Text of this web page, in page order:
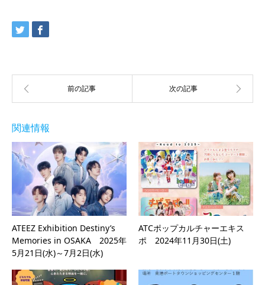
関連情報
ATEEZ Exhibition Destiny’s
Memories in OSAKA 2025年
5月21日(水)～7月2日(水)
ATCポップカルチャーエキス
ポ 2024年11月30日(土)